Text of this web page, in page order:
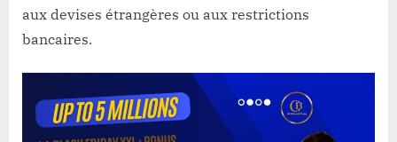
aux devises étrangères ou aux restrictions
bancaires.